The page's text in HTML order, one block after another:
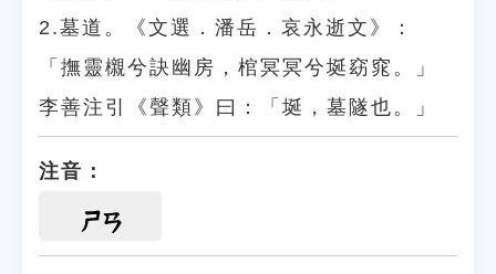
2.墓道。《文選．潘岳．哀永逝文》：
「撫靈櫬兮訣幽房，棺冥冥兮埏窈窕。」
李善注引《聲類》曰：「埏，墓隧也。」
注音：
ㄕㄢ